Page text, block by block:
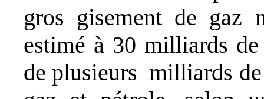
gros gisement de gaz
estimé à 30 milliards
de plusieurs milliards de